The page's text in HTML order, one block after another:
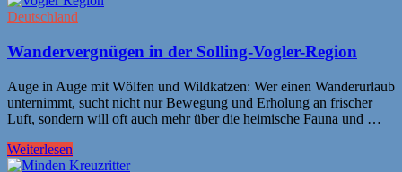
Deutschland
Wandervergnügen in der Solling-Vogler-Region
Auge in Auge mit Wölfen und Wildkatzen: Wer einen Wanderurlaub
unternimmt, sucht nicht nur Bewegung und Erholung an frischer
Luft, sondern will oft auch mehr über die heimische Fauna und …
Weiterlesen